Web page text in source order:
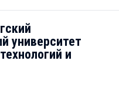
университет
и